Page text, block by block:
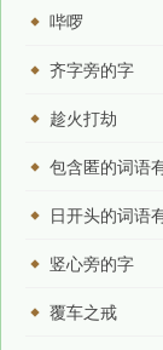
哔啰
齐字旁的字
趁火打劫
包含匿的词语
日开头的词语
竖心旁的字
覆车之戒